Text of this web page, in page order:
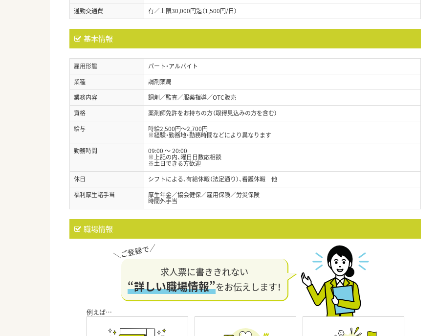
通勤交通費
有／上限30,000円迄（1,500円/日）
基本情報
雇用形態
パート・アルバイト
業種
調剤薬局
業務内容
調剤／監査／服薬指導／OTC販売
資格
薬剤師免許をお持ちの方（取得見込みの方を含む）
給与
時給2,500円～2,700円
※経験・勤務地・勤務時間などにより異なります
勤務時間
09:00 ～ 20:00
※上記の内、曜日日数応相談
※土日できる方歓迎
休日
シフトによる、有給休暇（法定通り）、看護休暇 他
福利厚生諸手当
厚生年金／協会健保／雇用保険／労災保険
時間外手当
職場情報
求人票に書ききれない
“詳しい職場情報”をお伝えします！